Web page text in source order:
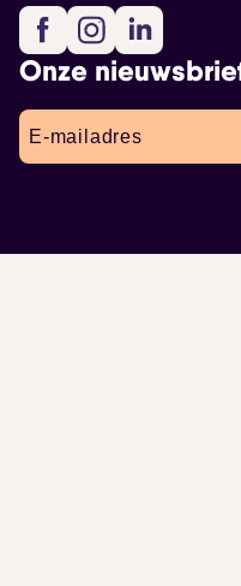
FacebookInstagram
Onze